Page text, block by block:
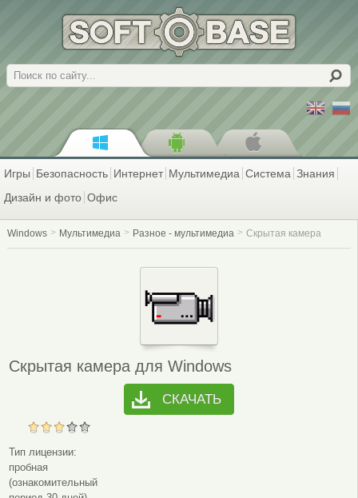
Поиск
Игры Безопасность Интернет Мультимедиа Система Знания
Дизайн и фото Офис
Windows Мультимедиа Разное - мультимедиа Скрытая камера
Скрытая камера для Windows
СКАЧАТЬ
Тип лицензии:
пробная
(ознакомительный